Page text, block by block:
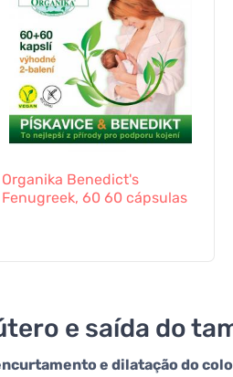
Organika Benedict's
Fenugreek, 60 60 cápsulas
e saída do
e dilatação do